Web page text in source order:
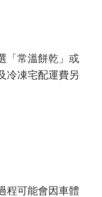
「常溫餅乾」或
冷凍宅配運費另
程可能會因車體